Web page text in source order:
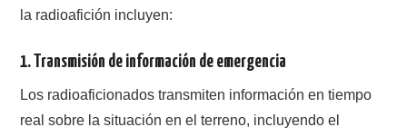
la radioafición incluyen:
1. Transmisión de información de emergencia
Los radioaficionados transmiten información en tiempo
real sobre la situación en el terreno, incluyendo el